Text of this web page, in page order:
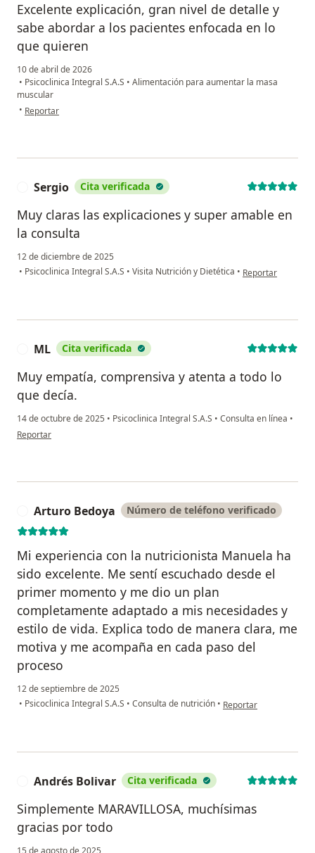
Excelente explicación, gran nivel de detalle y
sabe abordar a los pacientes enfocada en lo
que quieren
10 de abril de 2026
• Psicoclinica Integral S.A.S • Alimentación para aumentar la masa
muscular
• en opinión del usuario Sebastian
Reportar
Sergio Cita verificada
Muy claras las explicaciones y super amable en
la consulta
12 de diciembre de 2025
• Psicoclinica Integral S.A.S • Visita Nutrición y Dietética • en opinión del
Reportar
ML Cita verificada
Muy empatía, comprensiva y atenta a todo lo
que decía.
14 de octubre de 2025 • Psicoclinica Integral S.A.S • Consulta en línea •
en opinión del usuario ML
Reportar
Arturo Bedoya Número de teléfono verificado
Mi experiencia con la nutricionista Manuela ha
sido excelente. Me sentí escuchado desde el
primer momento y me dio un plan
completamente adaptado a mis necesidades y
estilo de vida. Explica todo de manera clara, me
motiva y me acompaña en cada paso del
proceso
12 de septiembre de 2025
• Psicoclinica Integral S.A.S • Consulta de nutrición • en opinión del usuario
Reportar
Andrés Bolivar Cita verificada
Simplemente MARAVILLOSA, muchísimas
gracias por todo